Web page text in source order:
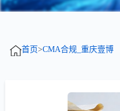
首页>CMA合规_重庆壹博